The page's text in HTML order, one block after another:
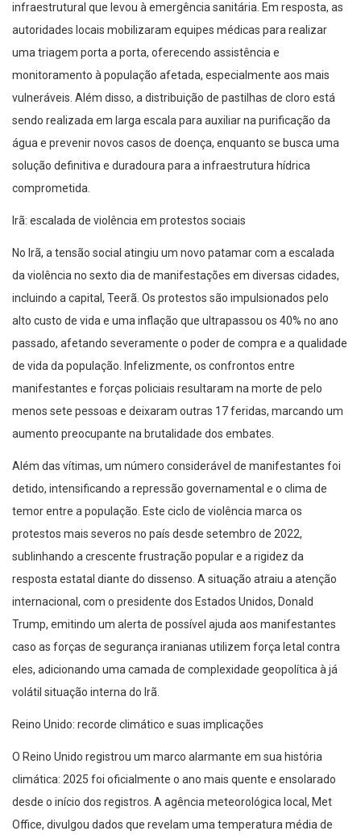
infraestrutural que levou à emergência sanitária. Em resposta, as
autoridades locais mobilizaram equipes médicas para realizar
uma triagem porta a porta, oferecendo assistência e
monitoramento à população afetada, especialmente aos mais
vulneráveis. Além disso, a distribuição de pastilhas de cloro está
sendo realizada em larga escala para auxiliar na purificação da
água e prevenir novos casos de doença, enquanto se busca uma
solução definitiva e duradoura para a infraestrutura hídrica
comprometida.
Irã: escalada de violência em protestos sociais
No Irã, a tensão social atingiu um novo patamar com a escalada
da violência no sexto dia de manifestações em diversas cidades,
incluindo a capital, Teerã. Os protestos são impulsionados pelo
alto custo de vida e uma inflação que ultrapassou os 40% no ano
passado, afetando severamente o poder de compra e a qualidade
de vida da população. Infelizmente, os confrontos entre
manifestantes e forças policiais resultaram na morte de pelo
menos sete pessoas e deixaram outras 17 feridas, marcando um
aumento preocupante na brutalidade dos embates.
Além das vítimas, um número considerável de manifestantes foi
detido, intensificando a repressão governamental e o clima de
temor entre a população. Este ciclo de violência marca os
protestos mais severos no país desde setembro de 2022,
sublinhando a crescente frustração popular e a rigidez da
resposta estatal diante do dissenso. A situação atraiu a atenção
internacional, com o presidente dos Estados Unidos, Donald
Trump, emitindo um alerta de possível ajuda aos manifestantes
caso as forças de segurança iranianas utilizem força letal contra
eles, adicionando uma camada de complexidade geopolítica à já
volátil situação interna do Irã.
Reino Unido: recorde climático e suas implicações
O Reino Unido registrou um marco alarmante em sua história
climática: 2025 foi oficialmente o ano mais quente e ensolarado
desde o início dos registros. A agência meteorológica local, Met
Office, divulgou dados que revelam uma temperatura média de